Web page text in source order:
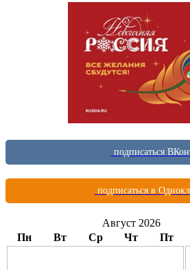
подписаться
подписаться в
Август 2026
Пн
Вт Ср Чт Пт